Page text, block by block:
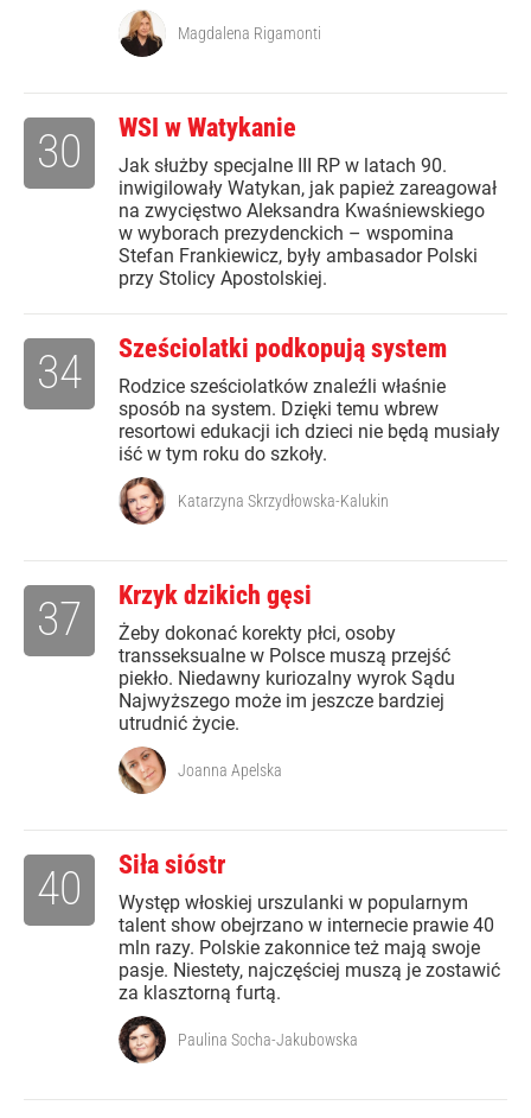
Magdalena Rigamonti
WSI w Watykanie
Jak służby specjalne III RP w latach 90.
inwigilowały Watykan, jak papież zareagował
na zwycięstwo Aleksandra Kwaśniewskiego
w wyborach prezydenckich – wspomina
Stefan Frankiewicz, były ambasador Polski
przy Stolicy Apostolskiej.
30
Sześciolatki podkopują system
Rodzice sześciolatków znaleźli właśnie
sposób na system. Dzięki temu wbrew
resortowi edukacji ich dzieci nie będą musiały
iść w tym roku do szkoły.
34
Katarzyna Skrzydłowska-Kalukin
Krzyk dzikich gęsi
Żeby dokonać korekty płci, osoby
transseksualne w Polsce muszą przejść
piekło. Niedawny kuriozalny wyrok Sądu
Najwyższego może im jeszcze bardziej
utrudnić życie.
37
Joanna Apelska
Siła sióstr
Występ włoskiej urszulanki w popularnym
talent show obejrzano w internecie prawie 40
mln razy. Polskie zakonnice też mają swoje
pasje. Niestety, najczęściej muszą je zostawić
za klasztorną furtą.
40
Paulina Socha-Jakubowska